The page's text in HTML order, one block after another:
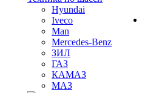
Hyundai
Iveco
Man
Mercedes-Benz
ЗИЛ
ГАЗ
КАМАЗ
МАЗ